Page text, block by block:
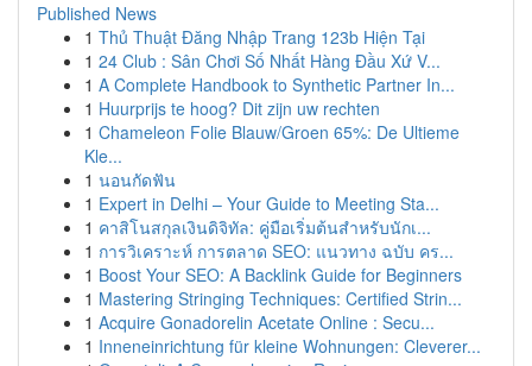
Published News
1 Thủ Thuật Đăng Nhập Trang 123b Hiện Tại
1 24 Club : Sân Chơi Số Nhất Hàng Đầu Xứ V...
1 A Complete Handbook to Synthetic Partner In...
1 Huurprijs te hoog? Dit zijn uw rechten
1 Chameleon Folie Blauw/Groen 65%: De Ultieme
Kle...
1 นอนกัดฟัน
1 Expert in Delhi – Your Guide to Meeting Sta...
1 คาสิโนสกุลเงินดิจิทัล: คู่มือเริ่มต้นสำหรับนักเ...
1 การวิเคราะห์ การตลาด SEO: แนวทาง ฉบับ คร...
1 Boost Your SEO: A Backlink Guide for Beginners
1 Mastering Stringing Techniques: Certified Strin...
1 Acquire Gonadorelin Acetate Online : Secu...
1 Inneneinrichtung für kleine Wohnungen: Cleverer...